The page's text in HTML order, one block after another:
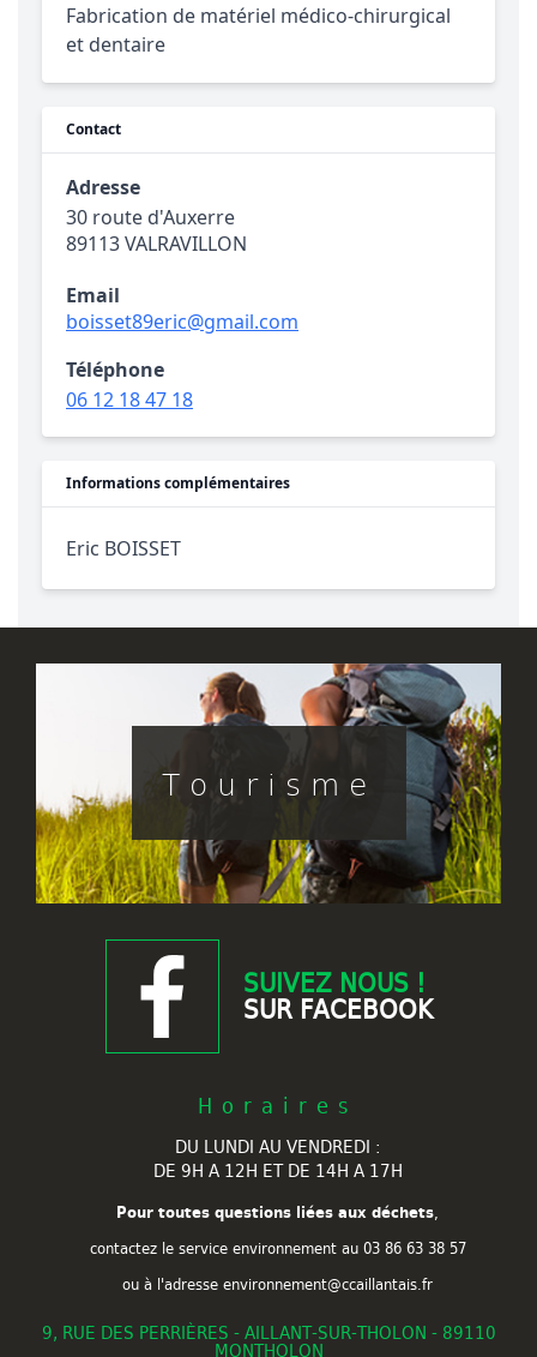
Fabrication de matériel médico-chirurgical
et dentaire
Contact
Adresse
30 route d'Auxerre
89113 VALRAVILLON
Email
boisset89eric@gmail.com
Téléphone
06 12 18 47 18
Informations complémentaires
Eric BOISSET
Tourisme
SUIVEZ NOUS !
SUR FACEBOOK
Horaires
DU LUNDI AU VENDREDI :
DE 9H A 12H ET DE 14H A 17H
Pour toutes questions liées aux déchets,
contactez le service environnement au 03 86 63 38 57
ou à l'adresse environnement@ccaillantais.fr
9, RUE DES PERRIÈRES - AILLANT-SUR-THOLON - 89110
MONTHOLON